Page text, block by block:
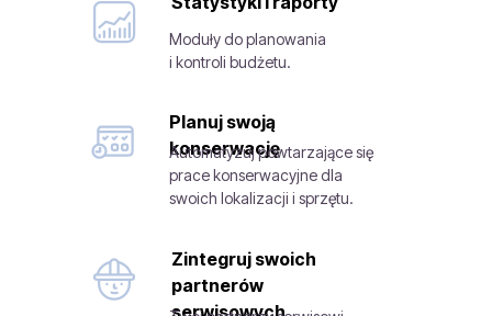
Moduły do planowania
i kontroli budżetu.
Planuj swoją
konserwację
Automatyzuj powtarzające się
prace konserwacyjne dla
swoich lokalizacji i sprzętu.
Zintegruj swoich
partnerów
serwisowych